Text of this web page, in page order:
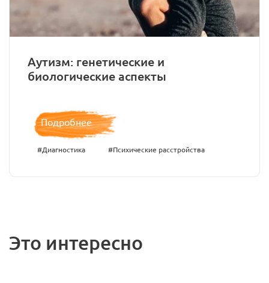
Аутизм: генетические и
биологические аспекты
Подробнее
#Диагностика #Психические расстройства
Это интересно